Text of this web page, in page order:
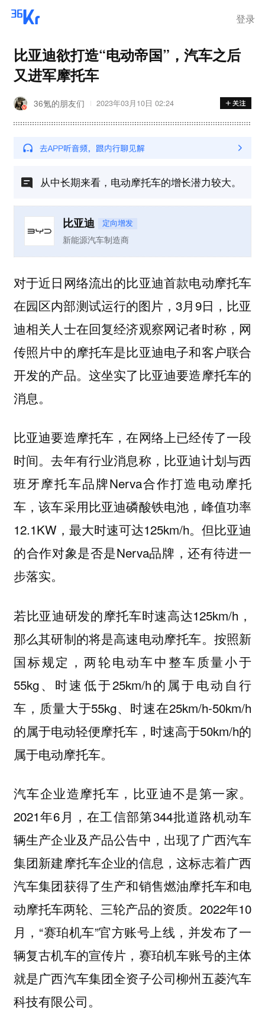
登录
比亚迪欲打造“电动帝国”，汽车之后
又进军摩托车
36氪的朋友们 2023年03月10日 02:24
从中长期来看，电动摩托车的增长潜力较大。
比亚迪 定向增发
新能源汽车制造商
对于近日网络流出的比亚迪首款电动摩托车
在园区内部测试运行的图片，3月9日，比亚
迪相关人士在回复经济观察网记者时称，网
传照片中的摩托车是比亚迪电子和客户联合
开发的产品。这坐实了比亚迪要造摩托车的
消息。
比亚迪要造摩托车，在网络上已经传了一段
时间。去年有行业消息称，比亚迪计划与西
班牙摩托车品牌Nerva合作打造电动摩托
车，该车采用比亚迪磷酸铁电池，峰值功率
12.1KW，最大时速可达125km/h。但比亚迪
的合作对象是否是Nerva品牌，还有待进一
步落实。
若比亚迪研发的摩托车时速高达125km/h，
那么其研制的将是高速电动摩托车。按照新
国标规定，两轮电动车中整车质量小于
55kg、时速低于25km/h的属于电动自行
车，质量大于55kg、时速在25km/h-50km/h
的属于电动轻便摩托车，时速高于50km/h的
属于电动摩托车。
汽车企业造摩托车，比亚迪不是第一家。
2021年6月，在工信部第344批道路机动车
辆生产企业及产品公告中，出现了广西汽车
集团新建摩托车企业的信息，这标志着广西
汽车集团获得了生产和销售燃油摩托车和电
动摩托车两轮、三轮产品的资质。2022年10
月，“赛珀机车”官方账号上线，并发布了一
辆复古机车的宣传片，赛珀机车账号的主体
就是广西汽车集团全资子公司柳州五菱汽车
科技有限公司。